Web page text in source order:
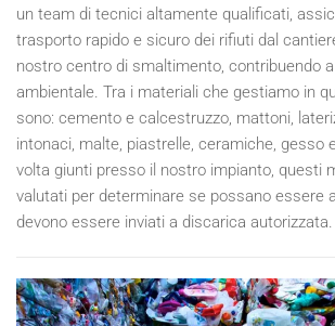
un team di tecnici altamente qualificati,
trasporto rapido e sicuro dei rifiuti dal
nostro centro di smaltimento, contribuendo
ambientale. Tra i materiali che gestiamo in
sono: cemento e calcestruzzo, mattoni,
intonaci, malte, piastrelle, ceramiche, gesso
volta giunti presso il nostro impianto, questi
valutati per determinare se possano essere
devono essere inviati a discarica autorizzata.